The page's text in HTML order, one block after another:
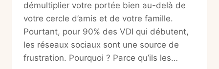
démultiplier votre portée bien au-delà de
votre cercle d’amis et de votre famille.
Pourtant, pour 90% des VDI qui débutent,
les réseaux sociaux sont une source de
frustration. Pourquoi ? Parce qu’ils les…